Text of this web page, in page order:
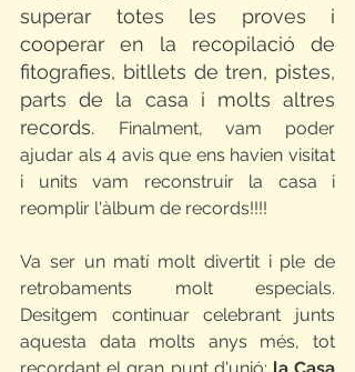
superar totes les proves i
cooperar en la recopilació de
fitografies, bitllets de tren, pistes,
parts de la casa i molts altres
records.
Finalment, vam poder
ajudar als 4 avis que ens havien visitat
i units vam reconstruir la casa i
reomplir l'àlbum de records!!!!
Va ser un matí molt divertit i ple de
retrobaments molt especials.
Desitgem continuar celebrant junts
aquesta data molts anys més, tot